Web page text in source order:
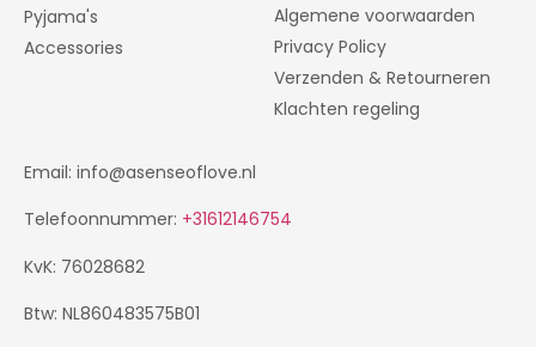
Pyjama's
Accessories
Algemene voorwaarden
Privacy Policy
Verzenden & Retourneren
Klachten regeling
Email: info@asenseoflove.nl
Telefoonnummer: +31612146754
KvK: 76028682
Btw: NL860483575B01